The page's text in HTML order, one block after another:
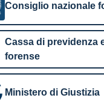
Consiglio nazionale
Cassa di previdenza
forense
Ministero di Giustizia